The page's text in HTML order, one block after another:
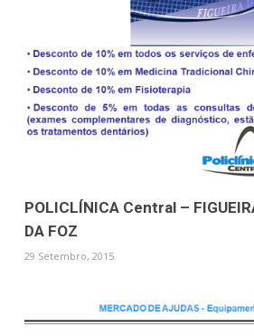
POLICLÍNICA Central –
DA FOZ
29 Setembro, 2015